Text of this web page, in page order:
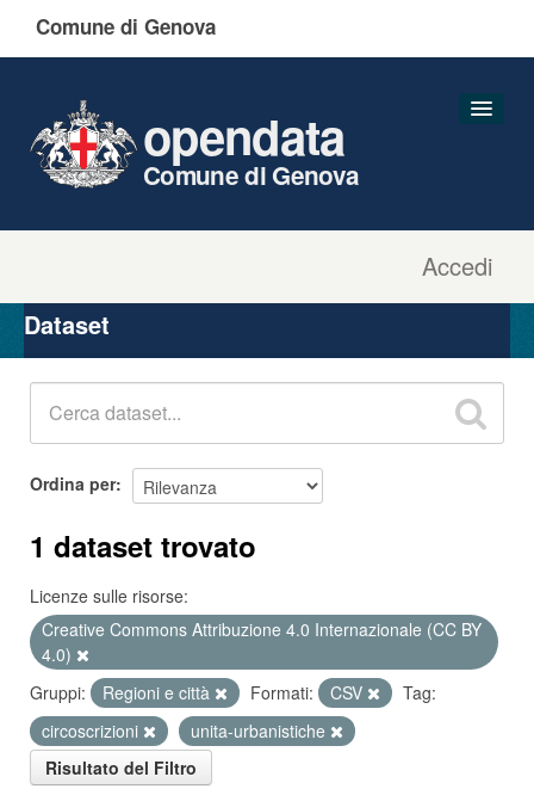
Comune di Genova
Accedi
opendata
Comune di Genova
Organizzazioni
Gruppi
Dataset
Ordina per
1 dataset trovato
Licenze sulle risorse:
Creative Commons Attribuzione 4.0 Internazionale (CC BY
4.0)
Gruppi:
Regioni e città Formati: CSV
Tag:
circoscrizioni
unita-urbanistiche
Risultato del Filtro